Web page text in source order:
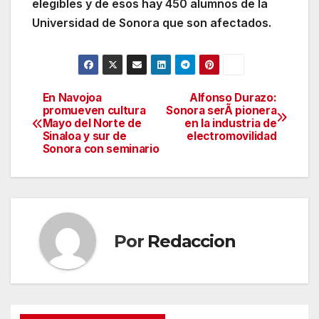
elegibles y de esos hay 450 alumnos de la
Universidad de Sonora que son afectados.
Navegación
de
Alfonso Durazo:
Sonora serÃ pionera
en la industria de
electromovilidad
En Navojoa
promueven cultura
Mayo del Norte de
Sinaloa y sur de
Sonora con seminario
Por Redaccion